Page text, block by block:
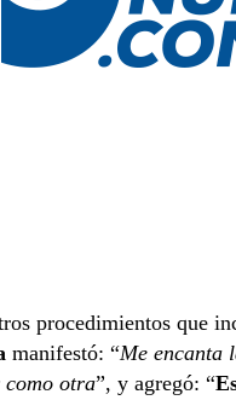
procedimientos que
manifestó: “Me encanta
como otra”, y agregó: “